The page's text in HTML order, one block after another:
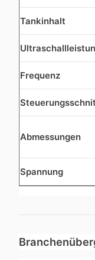
Tankinhalt
Frequenz
Abmessungen
Spannung